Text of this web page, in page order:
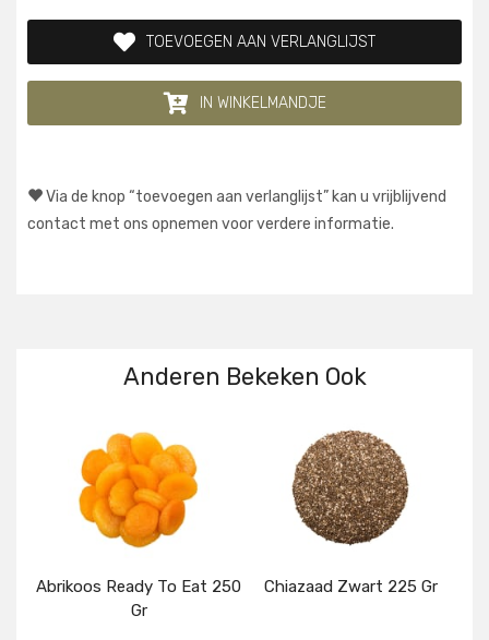
TOEVOEGEN AAN VERLANGLIJST
IN WINKELMANDJE
Via de knop “toevoegen aan verlanglijst” kan u vrijblijvend
contact met ons opnemen voor verdere informatie.
Anderen Bekeken Ook
Abrikoos Ready To Eat 250
Gr
Chiazaad Zwart 225 Gr